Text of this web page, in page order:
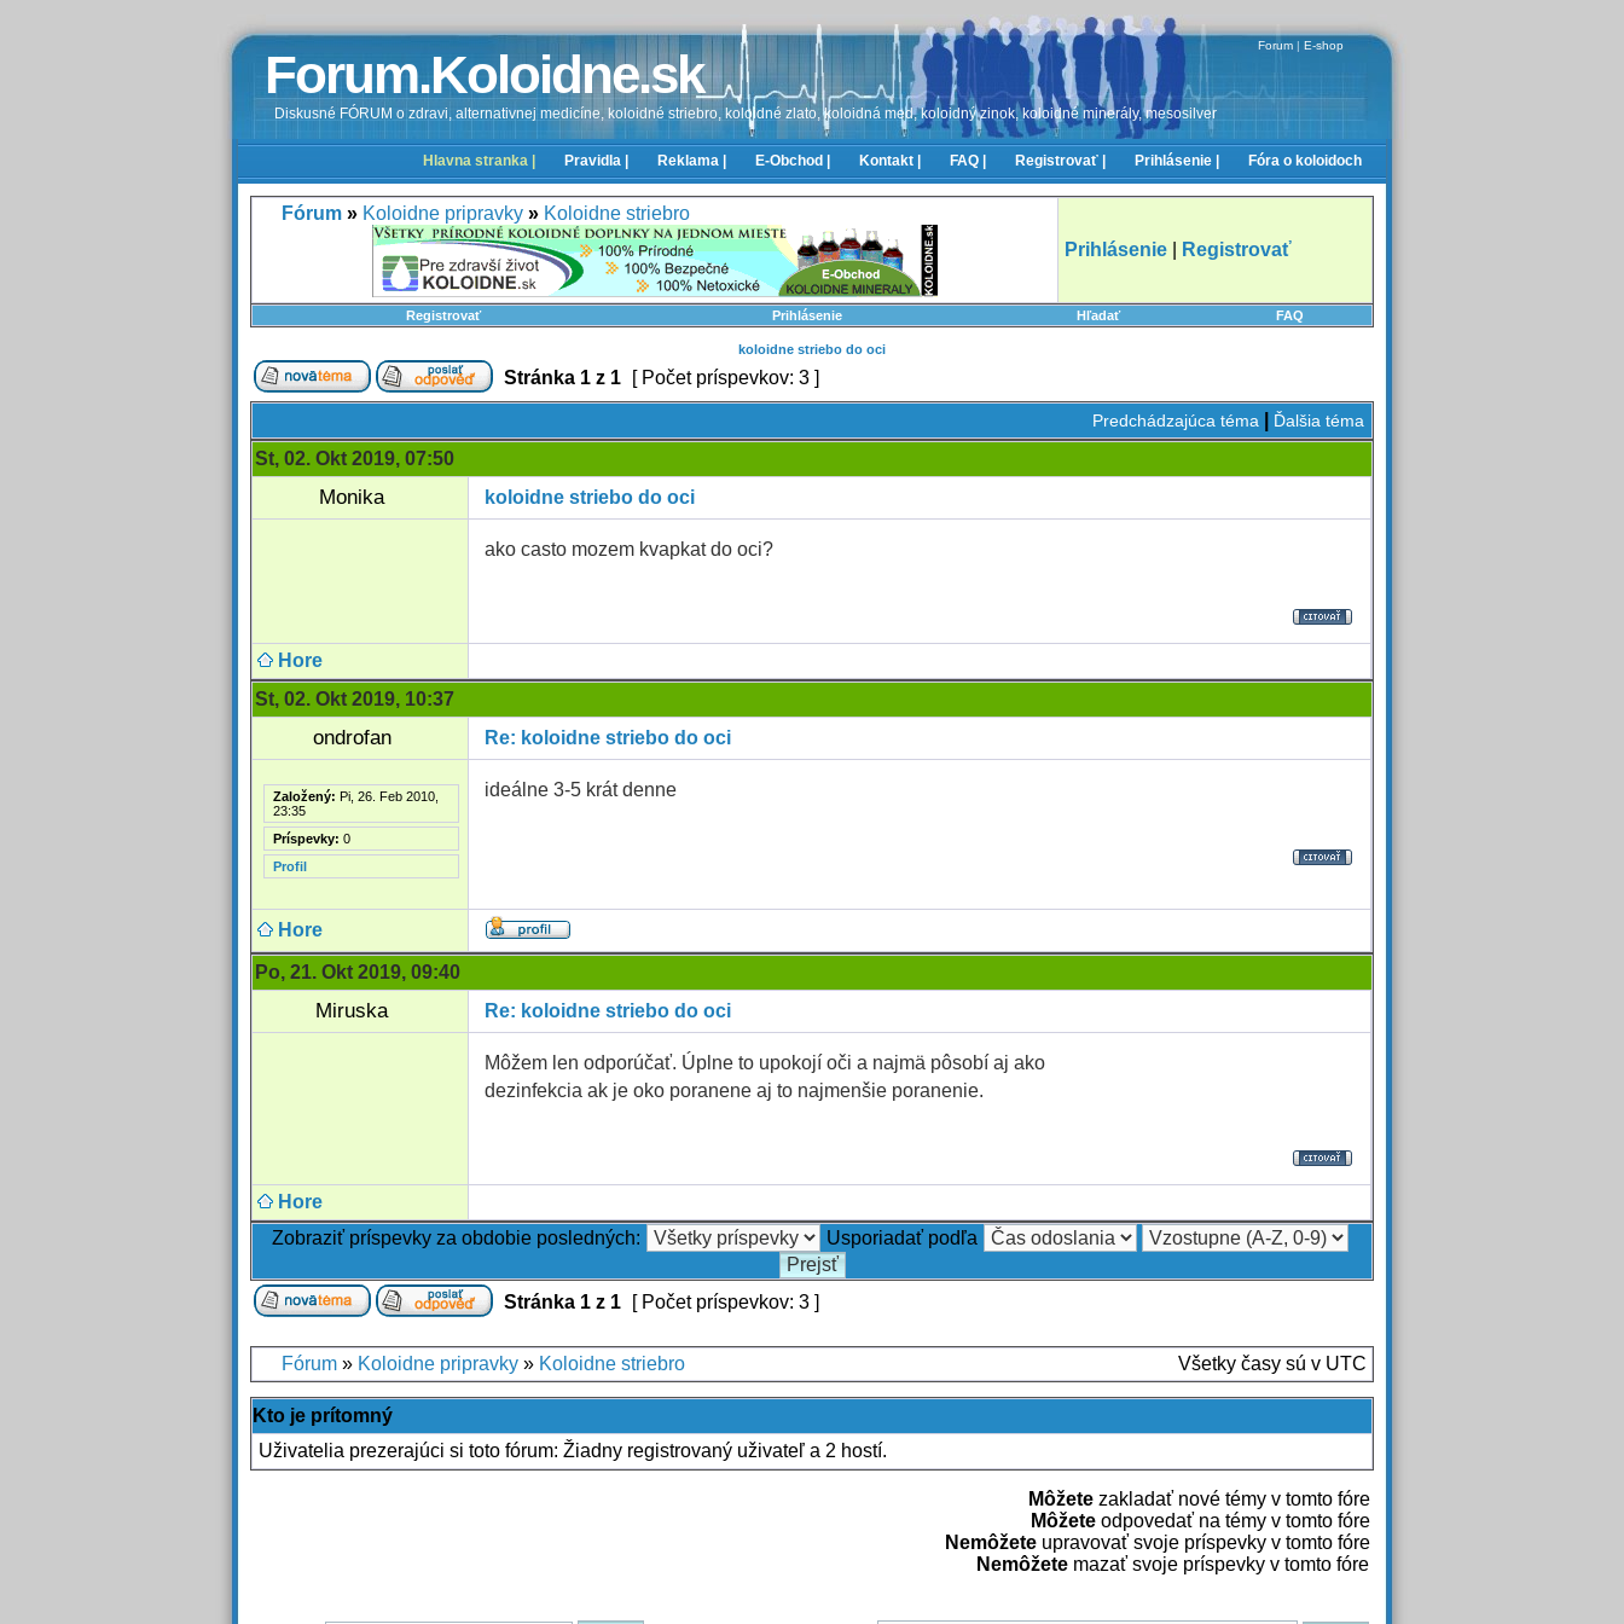
Forum.Koloidne.sk
Diskusné FÓRUM o zdravi, alternativnej medicíne, koloidné striebro, koloidné zlato, koloidná med, koloidný zinok, koloidné minerály, mesosilver
Forum | E-shop
Hlavna stranka | Pravidla | Reklama | E-Obchod | Kontakt | FAQ | Registrovať | Prihlásenie | Fóra o koloidoch
Fórum » Koloidne pripravky » Koloidne striebro
Prihlásenie
Registrovať
Registrovať Prihlásenie Hľadať FAQ
koloidne striebo do oci
Stránka 1 z 1 [ Počet príspevkov: 3 ]
Predchádzajúca téma Ďalšia téma
St, 02. Okt 2019, 07:50
Monika koloidne striebo do oci
ako casto mozem kvapkat do oci?
Hore
St, 02. Okt 2019, 10:37
ondrofan Re: koloidne striebo do oci
Založený: Pi, 26. Feb 2010,
23:35
Príspevky: 0
Profil
ideálne 3-5 krát denne
Hore
Po, 21. Okt 2019, 09:40
Miruska Re: koloidne striebo do oci
Môžem len odporúčať. Úplne to upokojí oči a najmä pôsobí aj ako
dezinfekcia ak je oko poranene aj to najmenšie poranenie.
Hore
Zobraziť príspevky za obdobie posledných:
Usporiadať podľa
Stránka 1 z 1 [ Počet príspevkov: 3 ]
Fórum » Koloidne pripravky » Koloidne striebro Všetky časy sú v UTC
Kto je prítomný
Uživatelia prezerajúci si toto fórum: Žiadny registrovaný uživateľ a 2 hostí.
Môžete zakladať nové témy v tomto fóre
Môžete odpovedať na témy v tomto fóre
Nemôžete upravovať svoje príspevky v tomto fóre
Nemôžete mazať svoje príspevky v tomto fóre